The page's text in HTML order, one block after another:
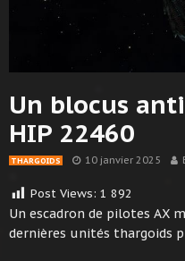
Un blocus
HIP 22460
THARGOIDS 10 janvier 2025
Post Views: 1 892
Un escadron de pilotes AX
dernières unités thargoids